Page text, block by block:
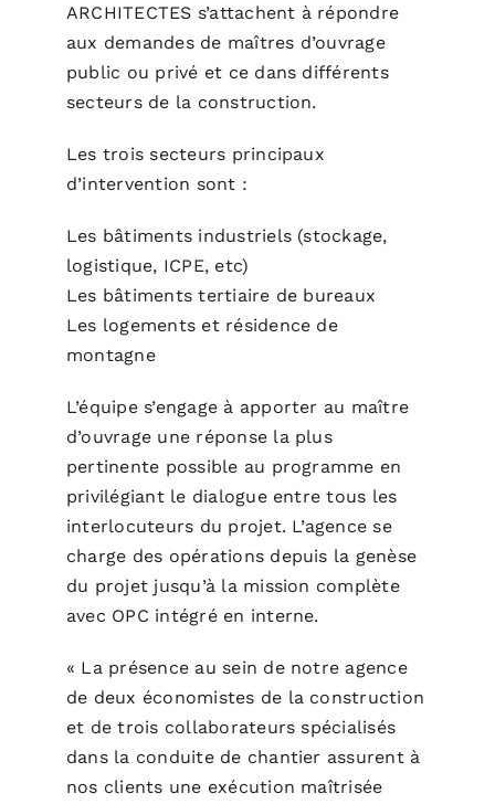
ARCHITECTES s’attachent à répondre
aux demandes de maîtres d’ouvrage
public ou privé et ce dans différents
secteurs de la construction.
Les trois secteurs principaux
d’intervention sont :
Les bâtiments industriels (stockage,
logistique, ICPE, etc)
Les bâtiments tertiaire de bureaux
Les logements et résidence de
montagne
L’équipe s’engage à apporter au maître
d’ouvrage une réponse la plus
pertinente possible au programme en
privilégiant le dialogue entre tous les
interlocuteurs du projet. L’agence se
charge des opérations depuis la genèse
du projet jusqu’à la mission complète
avec OPC intégré en interne.
« La présence au sein de notre agence
de deux économistes de la construction
et de trois collaborateurs spécialisés
dans la conduite de chantier assurent à
nos clients une exécution maîtrisée